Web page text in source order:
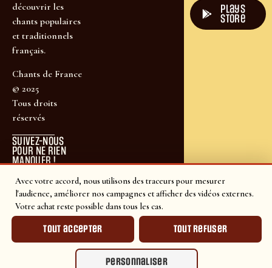
Avec votre accord, nous utilisons des traceurs pour mesurer
l'audience, améliorer nos campagnes et afficher des vidéos externes.
Votre achat reste possible dans tous les cas.
Tout accepter Tout refuser
Personnaliser
découvrir les
chants populaires
et traditionnels
français.
Chants de France
© 2025
Tous droits
réservés
SUIVEZ-NOUS
POUR NE RIEN
MANQUER !
plays
store